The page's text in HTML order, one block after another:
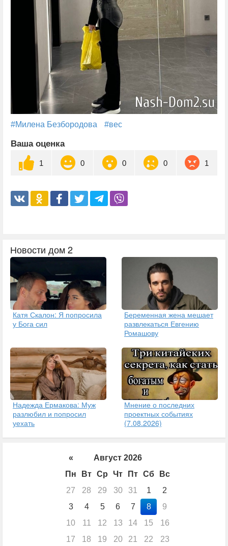
#Милена Безбородова #вес
Ваша оценка
1 0 0 0 1
Новости дом 2
Катя Скалон: Я попросила
у Бога сил
Беременная жена мешает
развлекаться Евгению
Ромашову
Надежда Ермакова: Муж
разлюбил и попросил
уехать
Мнение о последних
проектных событиях
(7.08.2026)
«
Август 2026
Пн
Вт Ср Чт Пт Сб
Вс
27
28 29 30 31 1
2
3
4 5 6 7 8
9
10
11 12 13 14 15
16
17
18 19 20 21 22 23